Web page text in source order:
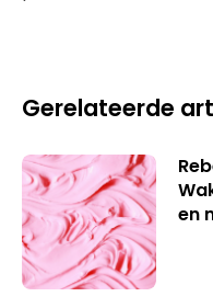
Gerelateerde
en